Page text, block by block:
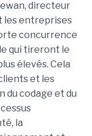
directeur
les entreprises
concurrence
qui tireront le
élevés. Cela
et les
du codage et du
la